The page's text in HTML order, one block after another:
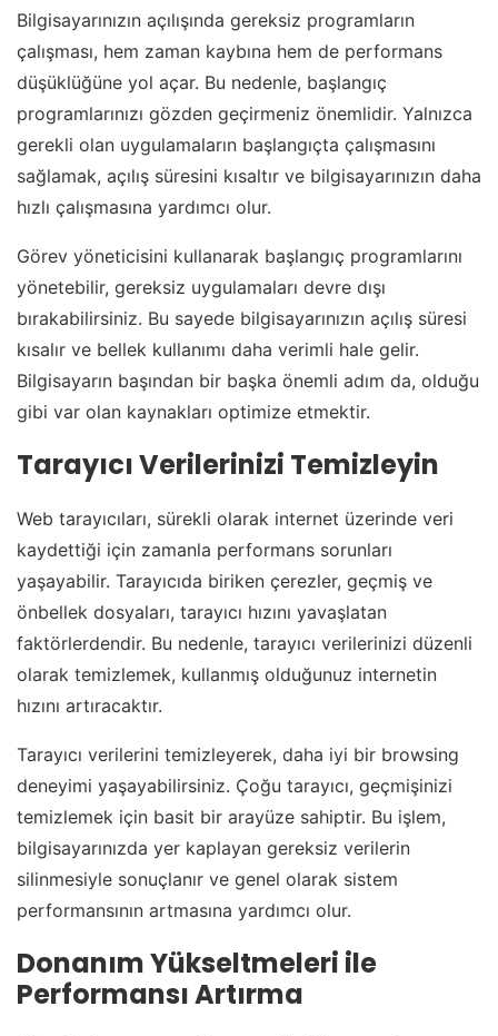
Bilgisayarınızın açılışında gereksiz programların
çalışması, hem zaman kaybına hem de performans
düşüklüğüne yol açar. Bu nedenle, başlangıç
programlarınızı gözden geçirmeniz önemlidir. Yalnızca
gerekli olan uygulamaların başlangıçta çalışmasını
sağlamak, açılış süresini kısaltır ve bilgisayarınızın daha
hızlı çalışmasına yardımcı olur.
Görev yöneticisini kullanarak başlangıç programlarını
yönetebilir, gereksiz uygulamaları devre dışı
bırakabilirsiniz. Bu sayede bilgisayarınızın açılış süresi
kısalır ve bellek kullanımı daha verimli hale gelir.
Bilgisayarın başından bir başka önemli adım da, olduğu
gibi var olan kaynakları optimize etmektir.
Tarayıcı Verilerinizi Temizleyin
Web tarayıcıları, sürekli olarak internet üzerinde veri
kaydettiği için zamanla performans sorunları
yaşayabilir. Tarayıcıda biriken çerezler, geçmiş ve
önbellek dosyaları, tarayıcı hızını yavaşlatan
faktörlerdendir. Bu nedenle, tarayıcı verilerinizi düzenli
olarak temizlemek, kullanmış olduğunuz internetin
hızını artıracaktır.
Tarayıcı verilerini temizleyerek, daha iyi bir browsing
deneyimi yaşayabilirsiniz. Çoğu tarayıcı, geçmişinizi
temizlemek için basit bir arayüze sahiptir. Bu işlem,
bilgisayarınızda yer kaplayan gereksiz verilerin
silinmesiyle sonuçlanır ve genel olarak sistem
performansının artmasına yardımcı olur.
Donanım Yükseltmeleri ile
Performansı Artırma